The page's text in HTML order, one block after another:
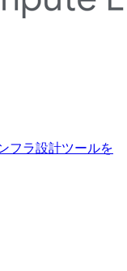
フラ設計ツールを